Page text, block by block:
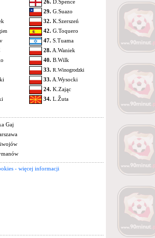
26.D.Spence
29.G.Suazo
32.K.Szerszeń
42.G.Toquero
47.S.Tuama
28.A.Waniek
40.B.Wilk
33. R.Winogrodzki
33.A.Wysocki
24.K.Zając
34.L.Žuta
Gaj
- więcej informacji